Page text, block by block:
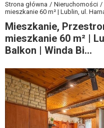
Strona główna Nieruchomości
mieszkanie 60 m² | Lublin, ul.
Mieszkanie,
mieszkanie 60 m² |
Balkon | Winda Bi...